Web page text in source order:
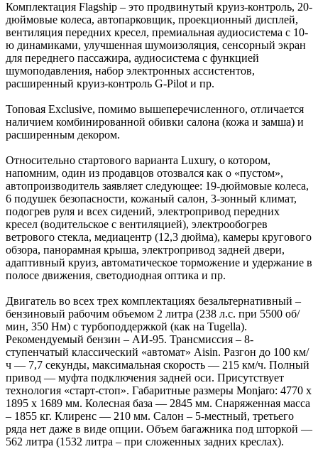
Комплектация Flagship – это продвинутый круиз-контроль, 20-
дюймовые колеса, автопарковщик, проекционный дисплей,
вентиляция передних кресел, премиальная аудиосистема с 10-
ю динамиками, улучшенная шумоизоляция, сенсорный экран
для переднего пассажира, аудиосистема с функцией
шумоподавления, набор электронных ассистентов,
расширенный круиз-контроль G-Pilot и пр.
Топовая Exclusive, помимо вышеперечисленного, отличается
наличием комбинированной обивки салона (кожа и замша) и
расширенным декором.
Относительно стартового варианта Luxury, о котором,
напомним, один из продавцов отозвался как о «пустом»,
автопроизводитель заявляет следующее: 19-дюймовые колеса,
6 подушек безопасности, кожаный салон, 3-зонный климат,
подогрев руля и всех сидений, электропривод передних
кресел (водительское с вентиляцией), электрообогрев
ветрового стекла, медиацентр (12,3 дюйма), камеры кругового
обзора, панорамная крыша, электропривод задней двери,
адаптивный круиз, автоматическое торможение и удержание в
полосе движения, светодиодная оптика и пр.
Двигатель во всех трех комплектациях безальтернативный –
бензиновый рабочим объемом 2 литра (238 л.с. при 5500 об/
мин, 350 Нм) с турбоподдержкой (как на Tugella).
Рекомендуемый бензин – АИ-95. Трансмиссия – 8-
ступенчатый классический «автомат» Aisin. Разгон до 100 км/
ч — 7,7 секунды, максимальная скорость — 215 км/ч. Полный
привод — муфта подключения задней оси. Присутствует
технология «старт-стоп». Габаритные размеры Monjaro: 4770 x
1895 x 1689 мм. Колесная база — 2845 мм. Снаряженная масса
– 1855 кг. Клиренс — 210 мм. Салон – 5-местный, третьего
ряда нет даже в виде опции. Объем багажника под шторкой —
562 литра (1532 литра – при сложенных задних креслах).